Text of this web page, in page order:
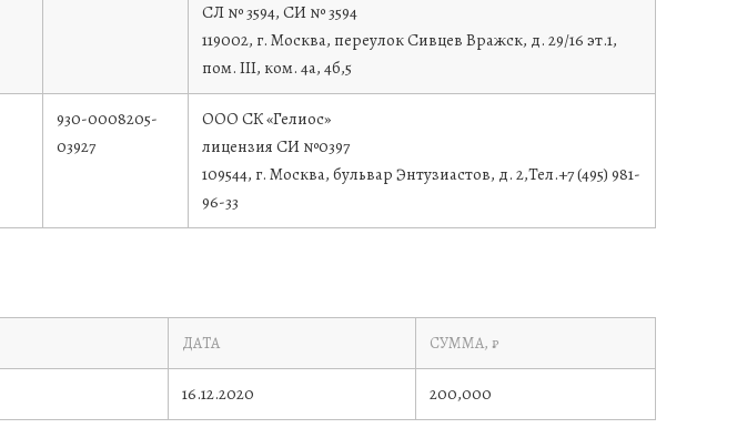
СЛ № 3594, СИ № 3594
119002, г. Москва, переулок Сивцев Вражск, д. 29/16 эт.1,
пом. III, ком. 4а, 4б,5
930-0008205-
03927
ООО СК «Гелиос»
лицензия СИ №0397
109544, г. Москва, бульвар Энтузиастов, д. 2,Тел.+7 (495) 981-
96-33
ДАТА СУММА, ₽
16.12.2020 200,000